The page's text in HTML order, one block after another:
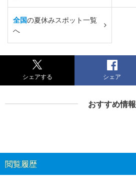
全国の夏休みスポット一覧
へ
シェアする シェア
おすすめ情報
閲覧履歴